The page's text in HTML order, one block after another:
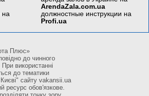
на
ArendaZala.com.ua
должностные инструкции на
Profi.ua
Плюс»
до чинного
використанні
до тематики
сайту vakansii.ua
ресурс обов'язкове.